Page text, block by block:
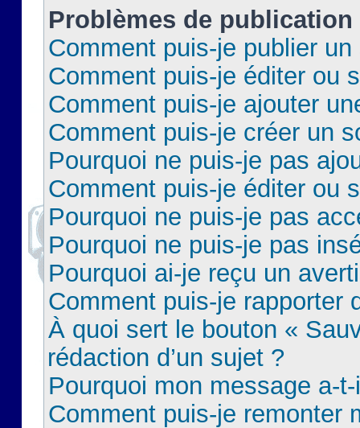
Problèmes de publication
Comment puis-je publier
Comment puis-je éditer ou
Comment puis-je ajouter
Comment puis-je créer un
Pourquoi ne puis-je pas
Comment puis-je éditer ou
Pourquoi ne puis-je pas
Pourquoi ne puis-je pas
Pourquoi ai-je reçu un
Comment puis-je rapporter
À quoi sert le bouton «
rédaction d’un sujet ?
Pourquoi mon message a-
Comment puis-je remonter